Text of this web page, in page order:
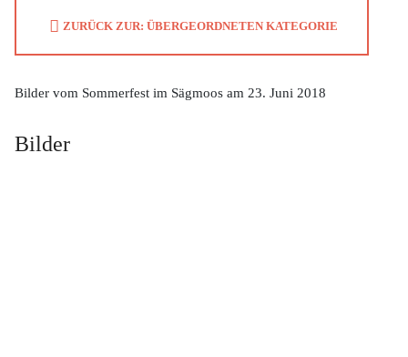
ZURÜCK ZUR: ÜBERGEORDNETEN KATEGORIE
Bilder vom Sommerfest im Sägmoos am 23. Juni 2018
Bilder